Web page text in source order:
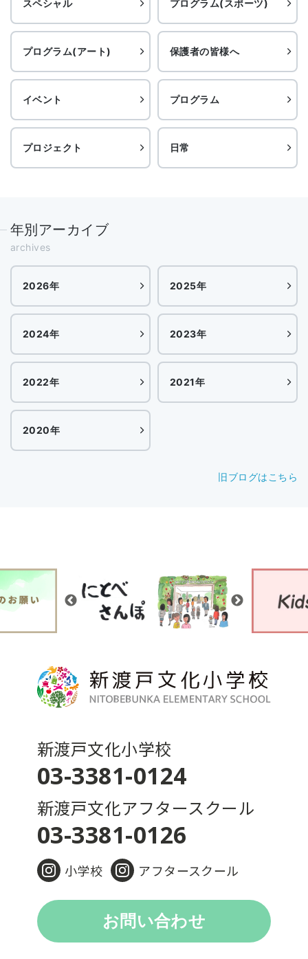
スペシャル プログラム(スポーツ)
プログラム(アート) 保護者の皆様へ
イベント プログラム
プロジェクト 日常
年別アーカイブ
archives
2026年 2025年
2024年 2023年
2022年 2021年
2020年
旧ブログはこちら
新渡戸文化小学校
03-3381-0124
新渡戸文化アフタースクール
03-3381-0126
小学校 アフタースクール
お問い合わせ